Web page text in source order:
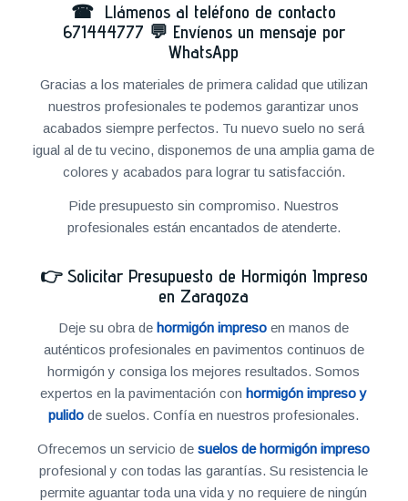
☎ Llámenos al teléfono de contacto
671444777 💬 Envíenos un mensaje por
WhatsApp
Gracias a los materiales de primera calidad que utilizan
nuestros profesionales te podemos garantizar unos
acabados siempre perfectos. Tu nuevo suelo no será
igual al de tu vecino, disponemos de una amplia gama de
colores y acabados para lograr tu satisfacción.
Pide presupuesto sin compromiso. Nuestros
profesionales están encantados de atenderte.
👉 Solicitar Presupuesto de Hormigón Impreso
en Zaragoza
Deje su obra dehormigón impreso en manos de
auténticos profesionales en pavimentos continuos de
hormigón y consiga los mejores resultados. Somos
expertos en la pavimentación conhormigón impreso y
pulido de suelos. Confía en nuestros profesionales.
Ofrecemos un servicio desuelos de hormigón impreso
profesional y con todas las garantías. Su resistencia le
permite aguantar toda una vida y no requiere de ningún